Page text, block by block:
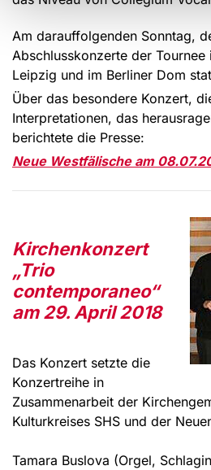
Am darauffolgenden Sonntag,
Abschlusskonzerte der
Leipzig und im Berliner Dom
Über das besondere Konzert,
Interpretationen, das
berichtete die Presse:
Neue Westfälische am
Kirchenkonzert
„Trio
contemporaneo“
am 29. April 2018
Das Konzert setzte die
Konzertreihe in
Zusammenarbeit der
Kulturkreises SHS und der
Tamara Buslova (Orgel,